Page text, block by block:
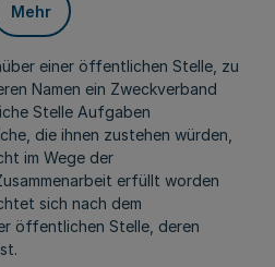
Mehr
einer öffentlichen Stelle, zu
Namen ein Zweckverband
Stelle Aufgaben
die ihnen zustehen würden,
im Wege der
erfüllt worden
sich nach dem
öffentlichen Stelle, deren